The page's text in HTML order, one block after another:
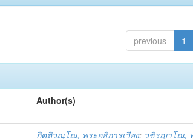
previous 1
Author(s)
กิตุติวณุโณ, พระอธิการเวียง; วชิรญาโณ,